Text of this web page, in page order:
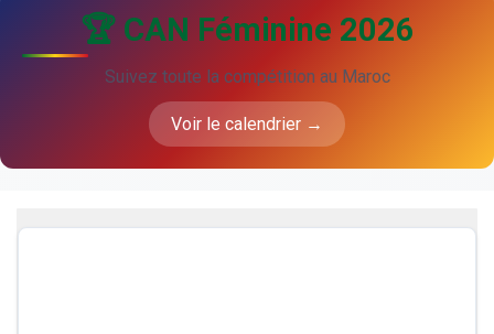
🏆 CAN Féminine 2026
Suivez toute la compétition au Maroc
Voir le calendrier →